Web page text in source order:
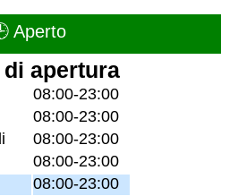
Aperto
apertura
08:00-23:00
08:00-23:00
08:00-23:00
08:00-23:00
08:00-23:00